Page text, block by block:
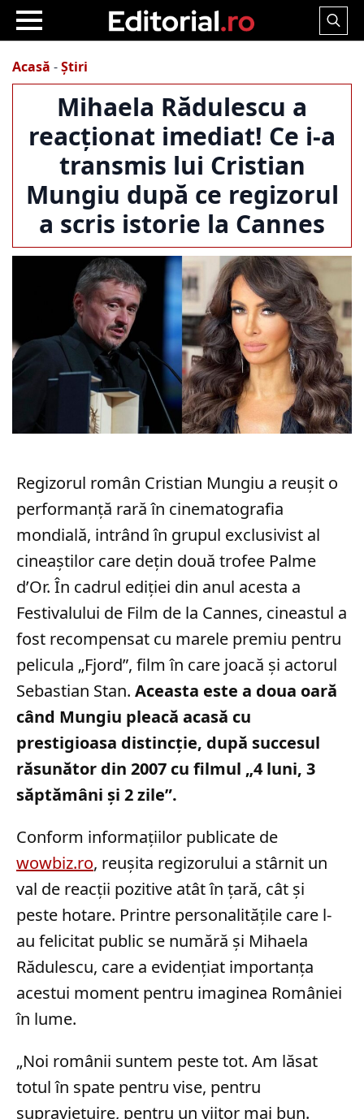
Search
Acasă -Știri
Mihaela Rădulescu a
reacționat imediat! Ce i-a
transmis lui Cristian
Mungiu după ce regizorul
a scris istorie la Cannes
Regizorul român Cristian Mungiu a reușit o
performanță rară în cinematografia
mondială, intrând în grupul exclusivist al
cineaștilor care dețin două trofee Palme
d’Or. În cadrul ediției din anul acesta a
Festivalului de Film de la Cannes, cineastul a
fost recompensat cu marele premiu pentru
pelicula „Fjord”, film în care joacă și actorul
Sebastian Stan. Aceasta este a doua oară
când Mungiu pleacă acasă cu
prestigioasa distincție, după succesul
răsunător din 2007 cu filmul „4 luni, 3
săptămâni şi 2 zile”.
Conform informațiilor publicate de
wowbiz.ro, reușita regizorului a stârnit un
val de reacții pozitive atât în țară, cât și
peste hotare. Printre personalitățile care l-
au felicitat public se numără și Mihaela
Rădulescu, care a evidențiat importanța
acestui moment pentru imaginea României
în lume.
„Noi românii suntem peste tot. Am lăsat
totul în spate pentru vise, pentru
supraviețuire, pentru un viitor mai bun.